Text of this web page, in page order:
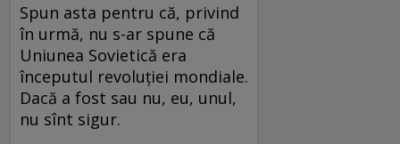
Spun asta pentru că, privind
în urmă, nu s-ar spune că
Uniunea Sovietică era
începutul revoluţiei mondiale.
Dacă a fost sau nu, eu, unul,
nu sînt sigur.